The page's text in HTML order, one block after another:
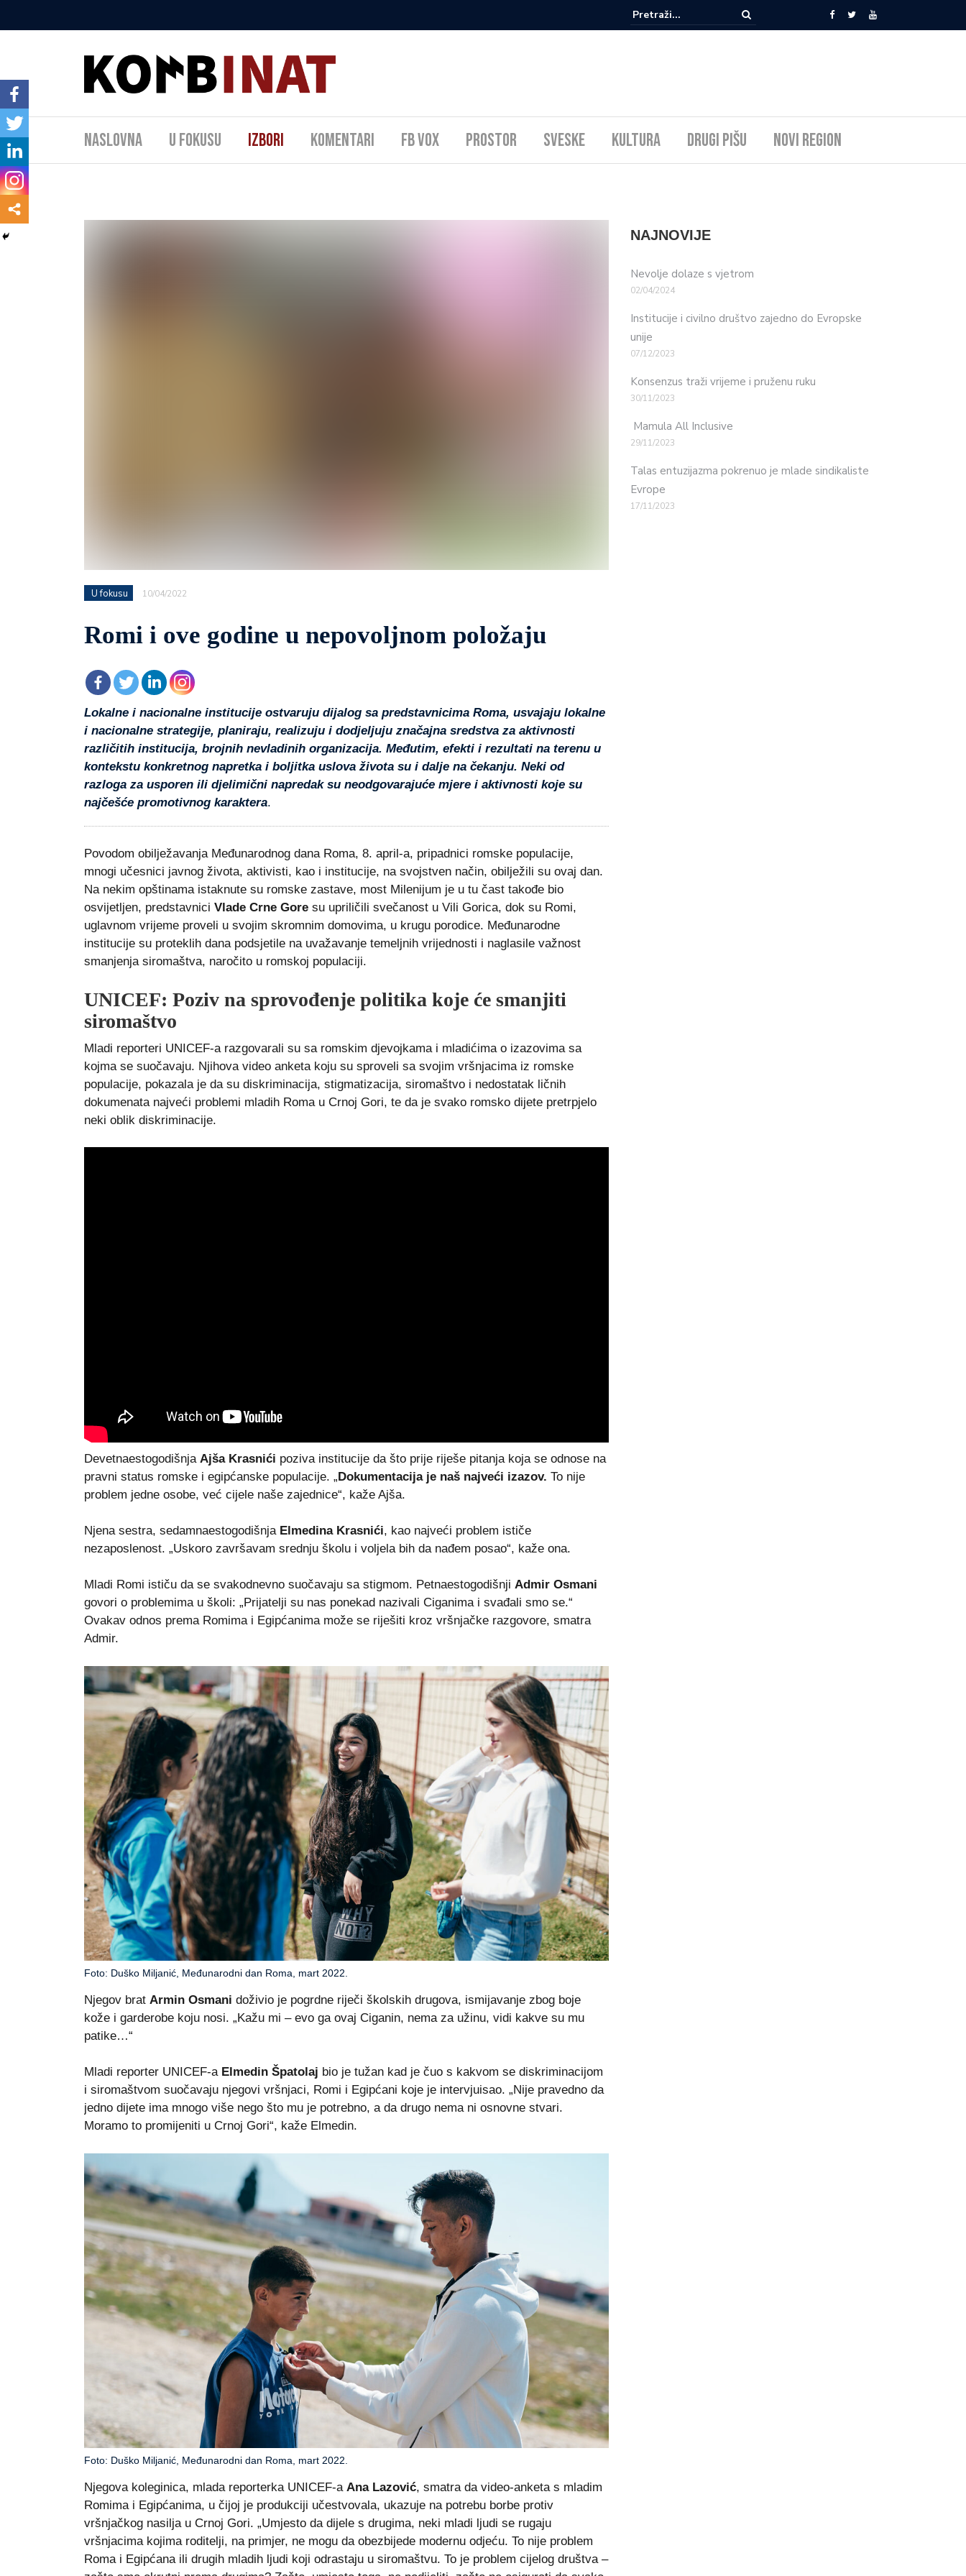
Naslovna U fokusu Izbori Komentari FB Vox Prostor Sveske Kultura Drugi pišu Novi Region
U fokusu 10/04/2022
Romi i ove godine u nepovoljnom položaju
Lokalne i nacionalne institucije ostvaruju dijalog sa predstavnicima Roma, usvajaju lokalne
i nacionalne strategije, planiraju, realizuju i dodjeljuju značajna sredstva za aktivnosti
različitih institucija, brojnih nevladinih organizacija. Međutim, efekti i rezultati na terenu u
kontekstu konkretnog napretka i boljitka uslova života su i dalje na čekanju. Neki od
razloga za usporen ili djelimični napredak su neodgovarajuće mjere i aktivnosti koje su
najčešće promotivnog karaktera.
Povodom obilježavanja Međunarodnog dana Roma, 8. april-a, pripadnici romske populacije,
mnogi učesnici javnog života, aktivisti, kao i institucije, na svojstven način, obilježili su ovaj dan.
Na nekim opštinama istaknute su romske zastave, most Milenijum je u tu čast takođe bio
osvijetljen, predstavnici Vlade Crne Gore su upriličili svečanost u Vili Gorica, dok su Romi,
uglavnom vrijeme proveli u svojim skromnim domovima, u krugu porodice. Međunarodne
institucije su proteklih dana podsjetile na uvažavanje temeljnih vrijednosti i naglasile važnost
smanjenja siromaštva, naročito u romskoj populaciji.
UNICEF: Poziv na sprovođenje politika koje će smanjiti
siromaštvo
Mladi reporteri UNICEF-a razgovarali su sa romskim djevojkama i mladićima o izazovima sa
kojma se suočavaju. Njihova video anketa koju su sproveli sa svojim vršnjacima iz romske
populacije, pokazala je da su diskriminacija, stigmatizacija, siromaštvo i nedostatak ličnih
dokumenata najveći problemi mladih Roma u Crnoj Gori, te da je svako romsko dijete pretrpjelo
neki oblik diskriminacije.
Devetnaestogodišnja Ajša Krasnići poziva institucije da što prije riješe pitanja koja se odnose na
pravni status romske i egipćanske populacije. „Dokumentacija je naš najveći izazov. To nije
problem jedne osobe, već cijele naše zajednice“, kaže Ajša.
Njena sestra, sedamnaestogodišnja Elmedina Krasnići, kao najveći problem ističe
nezaposlenost. „Uskoro završavam srednju školu i voljela bih da nađem posao“, kaže ona.
Mladi Romi ističu da se svakodnevno suočavaju sa stigmom. Petnaestogodišnji Admir Osmani
govori o problemima u školi: „Prijatelji su nas ponekad nazivali Ciganima i svađali smo se.“
Ovakav odnos prema Romima i Egipćanima može se riješiti kroz vršnjačke razgovore, smatra
Admir.
Foto: Duško Miljanić, Međunarodni dan Roma, mart 2022.
Njegov brat Armin Osmani doživio je pogrdne riječi školskih drugova, ismijavanje zbog boje
kože i garderobe koju nosi. „Kažu mi – evo ga ovaj Ciganin, nema za užinu, vidi kakve su mu
patike…“
Mladi reporter UNICEF-a Elmedin Špatolaj bio je tužan kad je čuo s kakvom se diskriminacijom
i siromaštvom suočavaju njegovi vršnjaci, Romi i Egipćani koje je intervjuisao. „Nije pravedno da
jedno dijete ima mnogo više nego što mu je potrebno, a da drugo nema ni osnovne stvari.
Moramo to promijeniti u Crnoj Gori“, kaže Elmedin.
Foto: Duško Miljanić, Međunarodni dan Roma, mart 2022.
Njegova koleginica, mlada reporterka UNICEF-a Ana Lazović, smatra da video-anketa s mladim
Romima i Egipćanima, u čijoj je produkciji učestvovala, ukazuje na potrebu borbe protiv
vršnjačkog nasilja u Crnoj Gori. „Umjesto da dijele s drugima, neki mladi ljudi se rugaju
vršnjacima kojima roditelji, na primjer, ne mogu da obezbijede modernu odjeću. To nije problem
Roma i Egipćana ili drugih mladih ljudi koji odrastaju u siromaštvu. To je problem cijelog društva –
NAJNOVIJE
Nevolje dolaze s vjetrom
02/04/2024
Institucije i civilno društvo zajedno do Evropske
unije
07/12/2023
Konsenzus traži vrijeme i pruženu ruku
30/11/2023
Mamula All Inclusive
29/11/2023
Talas entuzijazma pokrenuo je mlade sindikaliste
Evrope
17/11/2023